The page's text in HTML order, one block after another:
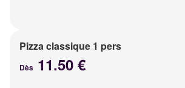
Pizza classique 1 pers
Dès 11.50 €